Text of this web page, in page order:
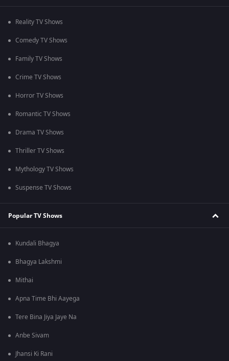
Reality TV Shows
Comedy TV Shows
Family TV Shows
Crime TV Shows
Horror TV Shows
Romantic TV Shows
Drama TV Shows
Thriller TV Shows
Mythology TV Shows
Suspense TV Shows
Popular TV Shows
Kundali Bhagya
Bhagya Lakshmi
Mithai
Apna Time Bhi Aayega
Tere Bina Jiya Jaye Na
Anbe Sivam
Jhansi Ki Rani